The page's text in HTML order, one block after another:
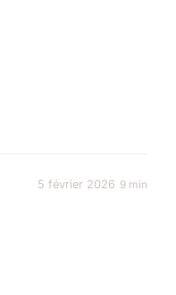
5 février 2026 9 min